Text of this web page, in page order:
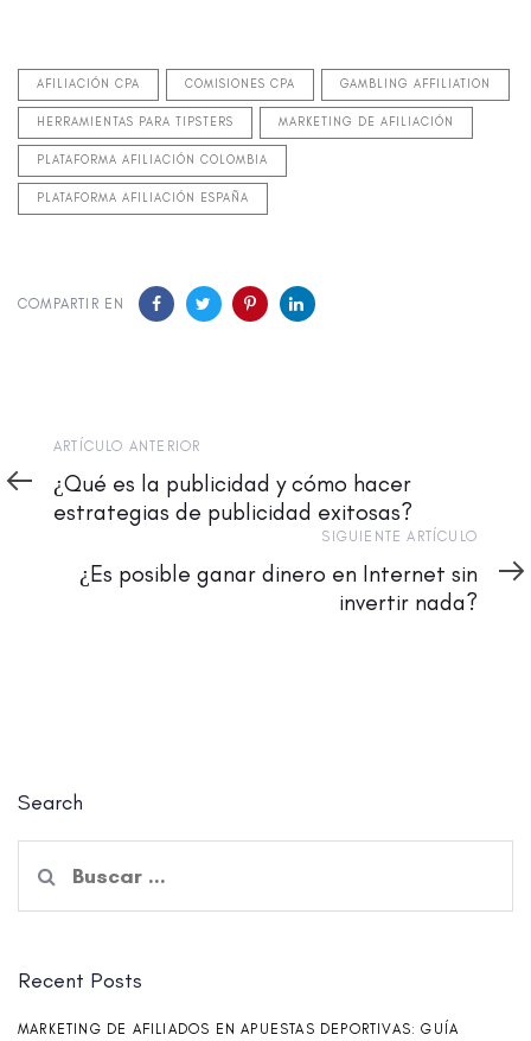
AFILIACIÓN CPA COMISIONES CPA GAMBLING AFFILIATION
HERRAMIENTAS PARA TIPSTERS MARKETING DE AFILIACIÓN
PLATAFORMA AFILIACIÓN COLOMBIA
PLATAFORMA AFILIACIÓN ESPAÑA
COMPARTIR EN
Artículo
Anterior
ARTÍCULO ANTERIOR
¿Qué es la publicidad y cómo hacer
estrategias de publicidad exitosas?
Artículo
SIGUIENTE ARTÍCULO
¿Es posible ganar dinero en Internet sin
invertir nada?
Search
Recent Posts
MARKETING DE AFILIADOS EN APUESTAS DEPORTIVAS: GUÍA